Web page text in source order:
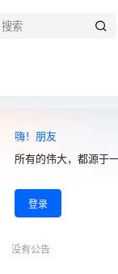
嗨！朋友
所有的伟大，都源于
登录
没有公告